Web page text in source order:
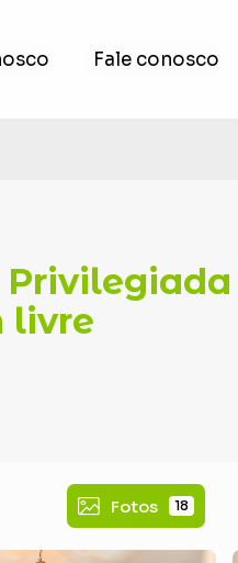
Fale conosco
Fale conosco
livre
Fotos 18